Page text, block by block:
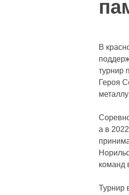
В
турнир
Героя
а в
команд
Турнир